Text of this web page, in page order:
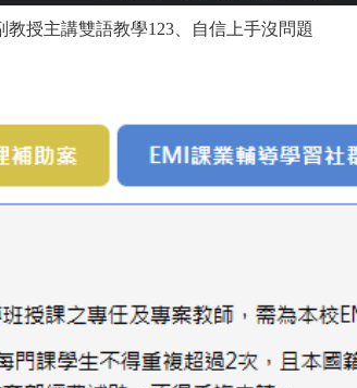
授主講雙語教學123、自信上手沒問題